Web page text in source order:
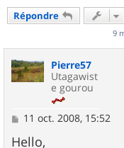
Répondre
9
Pierre57
Utagawist
e gourou
M
s
11 oct. 2008, 15:52
Hello,